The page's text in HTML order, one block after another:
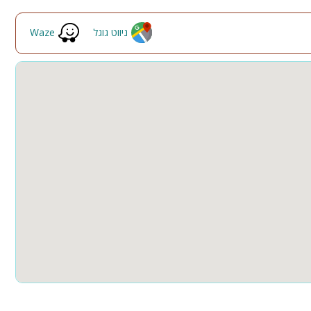
גינה
בריכה מקורה חצר
Waze ניווט גוגל